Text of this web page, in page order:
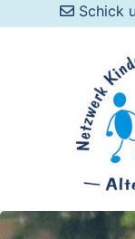
Schick
Jugend-